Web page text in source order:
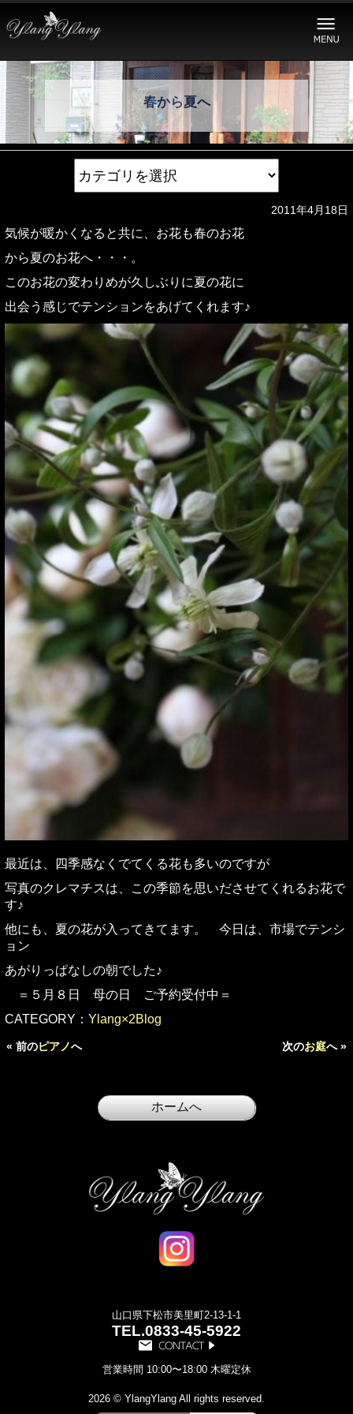
春から夏へ
2011年4月18日
気候が暖かくなると共に、お花も春のお花
から夏のお花へ・・・。
このお花の変わりめが久しぶりに夏の花に
出会う感じでテンションをあげてくれます♪
最近は、四季感なくでてくる花も多いのですが
写真のクレマチスは、この季節を思いださせてくれるお花で
す♪
他にも、夏の花が入ってきてます。 今日は、市場でテンシ
ョン
あがりっぱなしの朝でした♪
＝５月８日 母の日 ご予約受付中＝
CATEGORY： Ylang×2Blog
« 前のピアノへ 次のお庭へ »
山口県下松市美里町2-13-1-1
TEL.0833-45-5922
営業時間 10:00〜18:00 木曜定休
2026 © YlangYlang All rights reserved.